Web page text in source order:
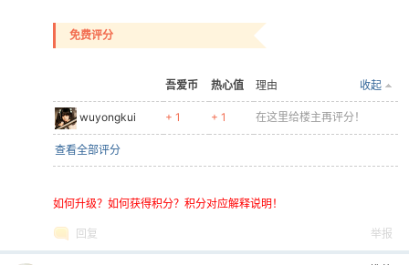
免费评分
吾爱币 热心值 收起
理由
wuyongkui + 1 + 1 在这里给楼主再评分！
查看全部评分
如何升级？如何获得积分？积分对应解释说明！
回复 举报